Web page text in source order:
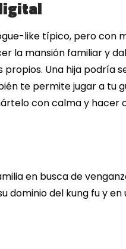
like típico, pero con
la mansión familiar y
Una hija podría
te permite jugar a tu
con calma y hacer
en busca de
dominio del kung fu y en